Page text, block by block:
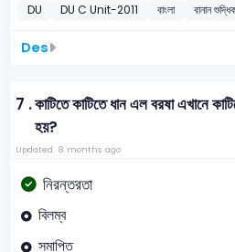
DU DU C Unit-2011 বাংলা বানান
Des
7 .কাটিতে কাটিতে ধান এল বরষা এখানে
হয়?
Updated: 8 months ago
নিরন্তরতা
বিলম্ব
সমাপ্তি